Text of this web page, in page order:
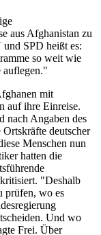
aus Afghanistan zu
SPD heißt es:
so weit wie
auflegen."
mit
auf ihre Einreise.
nach Angaben des
deutscher
Menschen nun
hatten die
"Deshalb
prüfen, wo es
Und wo
Frei. Über